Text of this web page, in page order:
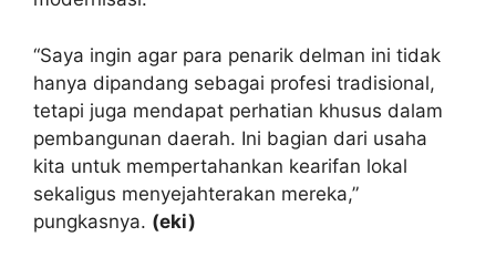
“Saya ingin agar para penarik delman ini tidak
hanya dipandang sebagai profesi tradisional,
tetapi juga mendapat perhatian khusus dalam
pembangunan daerah. Ini bagian dari usaha
kita untuk mempertahankan kearifan lokal
sekaligus menyejahterakan mereka,”
pungkasnya. (eki)